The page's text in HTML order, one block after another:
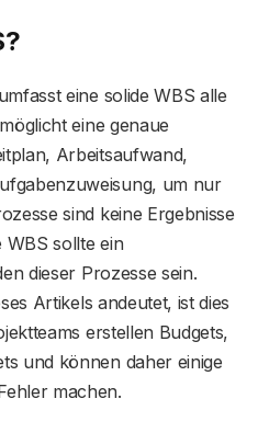
eine solide WBS alle
eine genaue
Arbeitsaufwand,
um nur
sind keine Ergebnisse
sollte ein
dieser Prozesse sein.
Artikels andeutet, ist dies
erstellen Budgets,
und können daher einige
machen.